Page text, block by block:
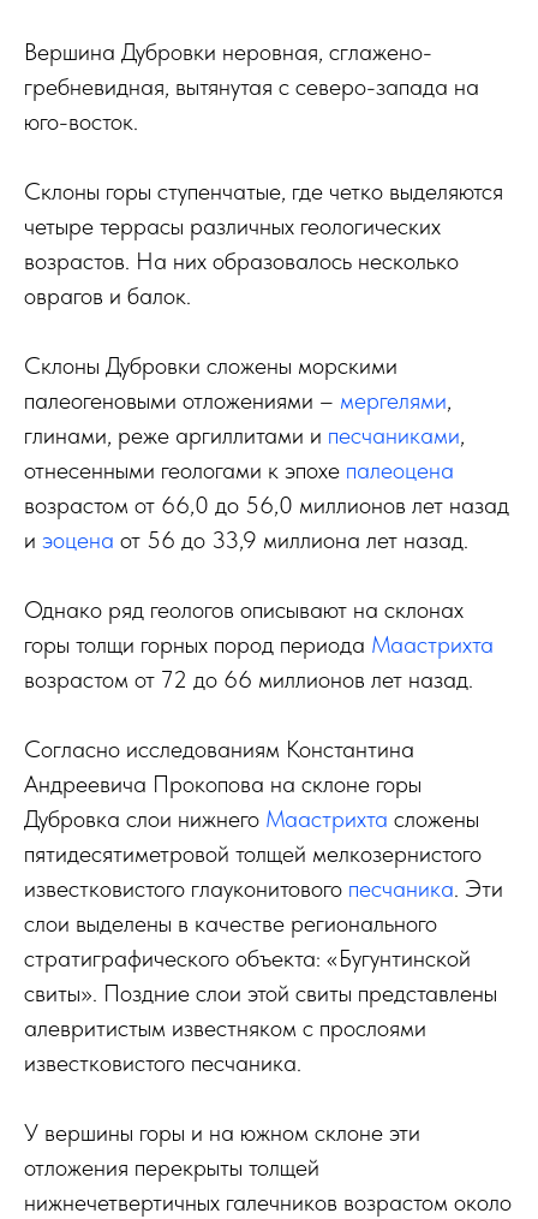
Вершина Дубровки неровная, сглажено-
гребневидная, вытянутая с северо-запада на
юго-восток.
Склоны горы ступенчатые, где четко выделяются
четыре террасы различных геологических
возрастов. На них образовалось несколько
оврагов и балок.
Склоны Дубровки сложены морскими
палеогеновыми отложениями – мергелями,
глинами, реже аргиллитами и песчаниками,
отнесенными геологами к эпохе палеоцена
возрастом от 66,0 до 56,0 миллионов лет назад
и эоцена от 56 до 33,9 миллиона лет назад.
Однако ряд геологов описывают на склонах
горы толщи горных пород периода Маастрихта
возрастом от 72 до 66 миллионов лет назад.
Согласно исследованиям Константина
Андреевича Прокопова на склоне горы
Дубровка слои нижнего Маастрихта сложены
пятидесятиметровой толщей мелкозернистого
известковистого глауконитового песчаника. Эти
слои выделены в качестве регионального
стратиграфического объекта: «Бугунтинской
свиты». Поздние слои этой свиты представлены
алевритистым известняком с прослоями
известковистого песчаника.
У вершины горы и на южном склоне эти
отложения перекрыты толщей
нижнечетвертичных галечников возрастом около